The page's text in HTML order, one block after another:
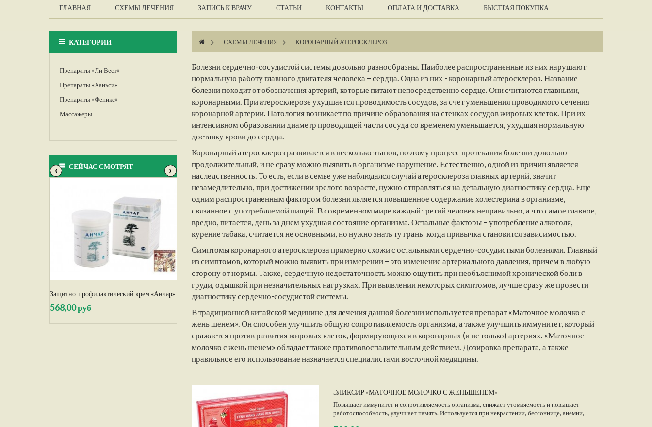
ГЛАВНАЯ СХЕМЫ ЛЕЧЕНИЯ ЗАПИСЬ К ВРАЧУ СТАТЬИ КОНТАКТЫ ОПЛАТА И ДОСТАВКА БЫСТРАЯ ПОКУПКА
КАТЕГОРИИ
Препараты «Ли Вест»
Препараты «Ханьси»
Препараты «Феникс»
Массажеры
СЕЙЧАС СМОТРЯТ
‹ ›
Защитно-профилактический крем «Анчар»
568,00 руб
> СХЕМЫ ЛЕЧЕНИЯ > КОРОНАРНЫЙ АТЕРОСКЛЕРОЗ
Болезни сердечно-сосудистой системы довольно разнообразны. Наиболее распространенные из них нарушают
нормальную работу главного двигателя человека – сердца. Одна из них - коронарный атеросклероз. Название
болезни походит от обозначения артерий, которые питают непосредственно сердце. Они считаются главными,
коронарными. При атеросклерозе ухудшается проводимость сосудов, за счет уменьшения проводимого сечения
коронарной артерии. Патология возникает по причине образования на стенках сосудов жировых клеток. При их
интенсивном образовании диаметр проводящей части сосуда со временем уменьшается, ухудшая нормальную
доставку крови до сердца.
Коронарный атеросклероз развивается в несколько этапов, поэтому процесс протекания болезни довольно
продолжительный, и не сразу можно выявить в организме нарушение. Естественно, одной из причин является
наследственность. То есть, если в семье уже наблюдался случай атеросклероза главных артерий, значит
незамедлительно, при достижении зрелого возрасте, нужно отправляться на детальную диагностику сердца. Еще
одним распространенным фактором болезни является повышенное содержание холестерина в организме,
связанное с употребляемой пищей. В современном мире каждый третий человек неправильно, а что самое главное,
вредно, питается, день за днем ухудшая состояние организма. Остальные факторы – употребление алкоголя,
курение табака, считается не основными, но нужно знать ту грань, когда привычка становится зависимостью.
Симптомы коронарного атеросклероза примерно схожи с остальными сердечно-сосудистыми болезнями. Главный
из симптомов, который можно выявить при измерении – это изменение артериального давления, причем в любую
сторону от нормы. Также, сердечную недостаточность можно ощутить при необъяснимой хронической боли в
груди, одышкой при незначительных нагрузках. При выявлении некоторых симптомов, лучше сразу же провести
диагностику сердечно-сосудистой системы.
В традиционной китайской медицине для лечения данной болезни используется препарат «Маточное молочко с
жень шенем». Он способен улучшить общую сопротивляемость организма, а также улучшить иммунитет, который
сражается против развития жировых клеток, формирующихся в коронарных (и не только) артериях. «Маточное
молочко с жень шенем» обладает также противовоспалительным действием. Дозировка препарата, а также
правильное его использование назначается специалистами восточной медицины.
ЭЛИКСИР «МАТОЧНОЕ МОЛОЧКО С ЖЕНЬШЕНЕМ»
Повышает иммунитет и сопротивляемость организма, снижает утомляемость и повышает
работоспособность, улучшает память. Используется при неврастении, бессоннице, анемии,